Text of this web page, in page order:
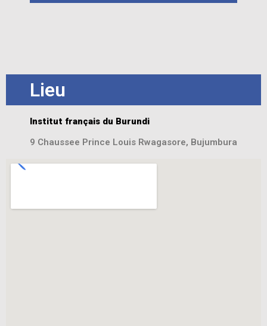
Lieu
Institut français du Burundi
9 Chaussee Prince Louis Rwagasore, Bujumbura